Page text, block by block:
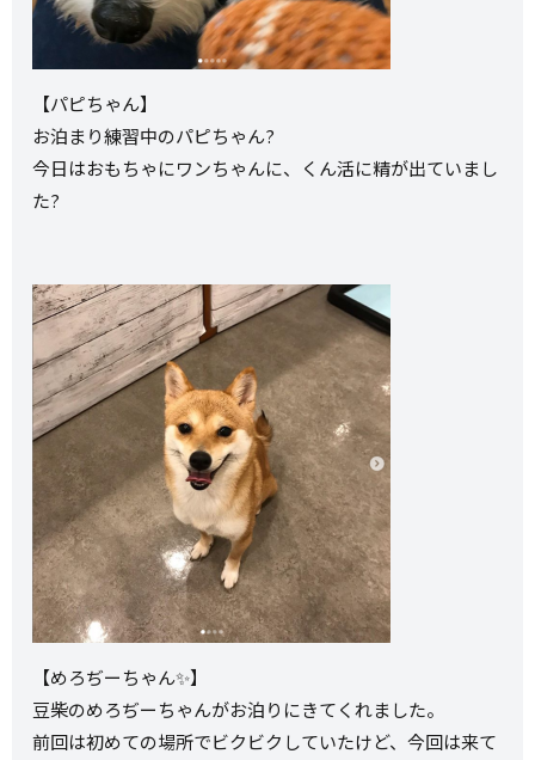
【パピちゃん】
お泊まり練習中のパピちゃん?
今日はおもちゃにワンちゃんに、くん活に精が出ていまし
た?
【めろぢーちゃん✨】
豆柴のめろぢーちゃんがお泊りにきてくれました。
前回は初めての場所でビクビクしていたけど、今回は来て